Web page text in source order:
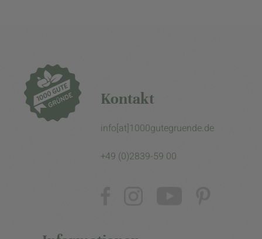
Kontakt
info[at]1000gutegruende.de
+49 (0)2839-59 00